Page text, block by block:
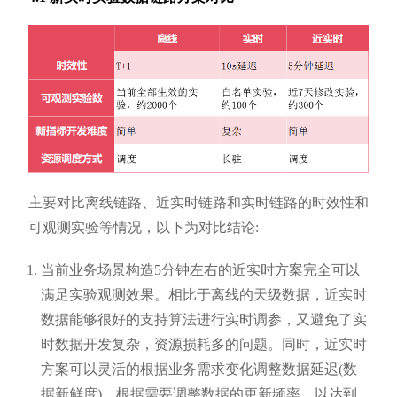
主要对比离线链路、近实时链路和实时链路的时效性和
可观测实验等情况，以下为对比结论:
当前业务场景构造5分钟左右的近实时方案完全可以
满足实验观测效果。相比于离线的天级数据，近实时
数据能够很好的支持算法进行实时调参，又避免了实
时数据开发复杂，资源损耗多的问题。同时，近实时
方案可以灵活的根据业务需求变化调整数据延迟(数
据新鲜度)，根据需要调整数据的更新频率，以达到